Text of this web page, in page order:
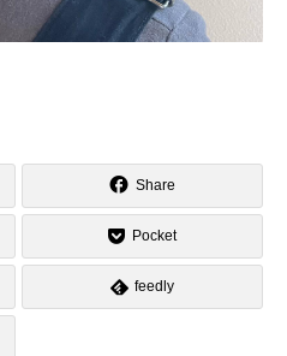
Share
Pocket
feedly